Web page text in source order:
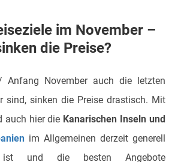
im November –
die Preise?
Anfang November auch die letzten
sind, sinken die Preise drastisch. Mit
auch hier die Kanarischen Inseln und
im Allgemeinen derzeit generell
und die besten Angebote